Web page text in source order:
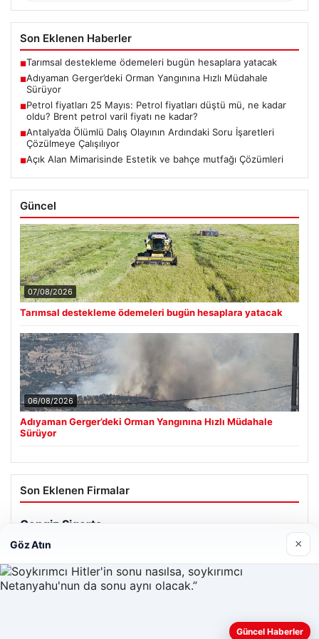
Son Eklenen Haberler
■Tarımsal destekleme ödemeleri bugün hesaplara yatacak
■Adıyaman Gerger’deki Orman Yangınına Hızlı Müdahale
Sürüyor
■Petrol fiyatları 25 Mayıs: Petrol fiyatları düştü mü, ne kadar
oldu? Brent petrol varil fiyatı ne kadar?
■Antalya’da Ölümlü Dalış Olayının Ardındaki Soru İşaretleri
Çözülmeye Çalışılıyor
■Açık Alan Mimarisinde Estetik ve bahçe mutfağı Çözümleri
Güncel
07/08/2026
Tarımsal destekleme ödemeleri bugün hesaplara yatacak
06/08/2026
Adıyaman Gerger’deki Orman Yangınına Hızlı Müdahale
Sürüyor
Son Eklenen Firmalar
Göz Atın ×
Güncel Haberler